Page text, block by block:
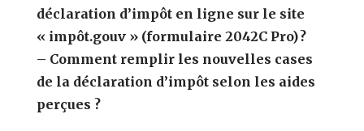
déclaration d’impôt en ligne sur le site
« impôt.gouv » (formulaire 2042C Pro) ?
– Comment remplir les nouvelles cases
de la déclaration d’impôt selon les aides
perçues ?